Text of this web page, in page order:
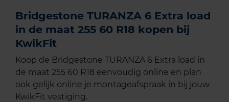
Bridgestone TURANZA 6 Extra load
in de maat 255 60 R18 kopen bij
KwikFit
Koop de Bridgestone TURANZA 6 Extra load in
de maat 255 60 R18 eenvoudig online en plan
ook gelijk online je montageafspraak in bij jouw
KwikFit vestiging.